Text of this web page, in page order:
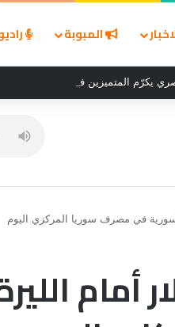
المبوبة
يكرّم المتميزين في مسابقة القروض
في مصرف سوريا المركزي اليوم
أمام